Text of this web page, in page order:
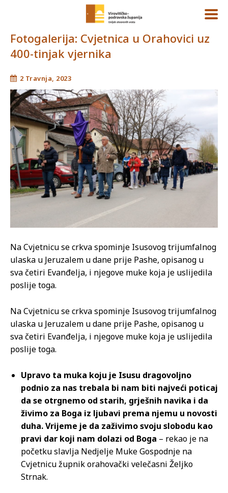
Fotogalerija: Cvjetnica u Orahovici uz
400-tinjak vjernika
2 Travnja, 2023
Na Cvjetnicu se crkva spominje Isusovog trijumfalnog
ulaska u Jeruzalem u dane prije Pashe, opisanog u
sva četiri Evanđelja, i njegove muke koja je uslijedila
poslije toga.
Na Cvjetnicu se crkva spominje Isusovog trijumfalnog
ulaska u Jeruzalem u dane prije Pashe, opisanog u
sva četiri Evanđelja, i njegove muke koja je uslijedila
poslije toga.
Upravo ta muka koju je Isusu dragovoljno
podnio za nas trebala bi nam biti najveći poticaj
da se otrgnemo od starih, grješnih navika i da
živimo za Boga iz ljubavi prema njemu u novosti
duha. Vrijeme je da zaživimo svoju slobodu kao
pravi dar koji nam dolazi od Boga – rekao je na
početku slavlja Nedjelje Muke Gospodnje na
Cvjetnicu župnik orahovački velečasni Željko
Strnak.